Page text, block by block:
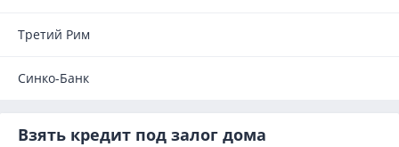
Третий Рим
Синко-Банк
Взять кредит под залог дома